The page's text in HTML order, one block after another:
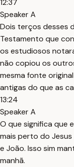
12:37
Speaker A
Dois terços desses
Testamento que
os estudiosos
não copiou os
mesma fonte
antigas do que as
13:24
Speaker A
O que significa que
mais perto do
e João. Isso sim
manhã.